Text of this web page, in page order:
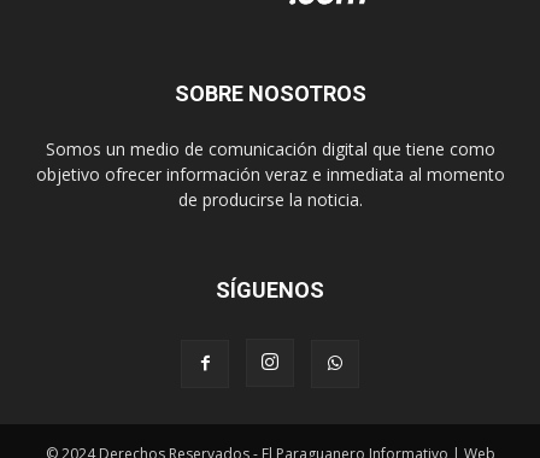
SOBRE NOSOTROS
Somos un medio de comunicación digital que tiene como
objetivo ofrecer información veraz e inmediata al momento
de producirse la noticia.
SÍGUENOS